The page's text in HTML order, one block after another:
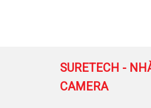
SURETECH -
CAMERA